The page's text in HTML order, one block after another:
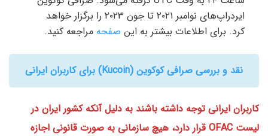
ایردراپ‌های نوامبر ۲۰۲۱ تا جون ۲۰۲۳ را برگزار خواهد
کرد. برای اطلاعات بیشتر به این صفحه مراجعه کنید.
نقد و بررسی صرافی کوکوین (Kucoin) برای کاربران ایرانی
کاربران ایرانی توجه داشته باشند به دلیل آنکه کشور ایران در
لیست OFAC قرار دارد، هیچ سازمانی به صورت قانونی اجازه